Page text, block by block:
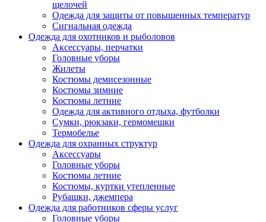
щелочей
Одежда для защиты от повышенных температур
Сигнальная одежда
Одежда для охотников и рыболовов
Аксессуары, перчатки
Головные уборы
Жилеты
Костюмы демисезонные
Костюмы зимние
Костюмы летние
Одежда для активного отдыха, футболки
Сумки, рюкзаки, гермомешки
Термобелье
Одежда для охранных структур
Аксессуары
Головные уборы
Костюмы летние
Костюмы, куртки утепленные
Рубашки, джемпера
Одежда для работников сферы услуг
Головные уборы